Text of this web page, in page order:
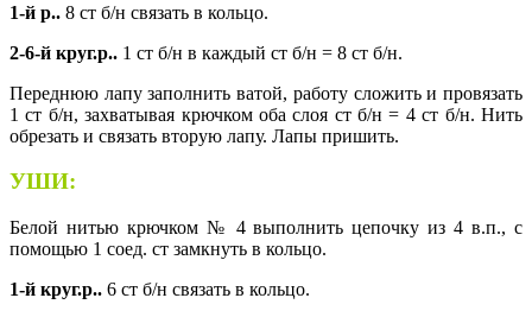
1-й р.. 8 ст б/н связать в кольцо.
2-6-й круг.р.. 1 ст б/н в каждый ст б/н = 8 ст б/н.
Переднюю лапу заполнить ватой, работу сложить и провязать
1 ст б/н, захватывая крючком оба слоя ст б/н = 4 ст б/н. Нить
обрезать и связать вторую лапу. Лапы пришить.
УШИ:
Белой нитью крючком № 4 выполнить цепочку из 4 в.п., с
помощью 1 соед. ст замкнуть в кольцо.
1-й круг.р.. 6 ст б/н связать в кольцо.